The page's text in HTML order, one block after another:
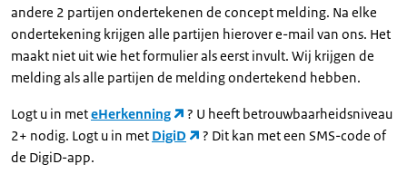
andere 2 partijen ondertekenen de concept melding. Na elke
ondertekening krijgen alle partijen hierover e-mail van ons. Het
maakt niet uit wie het formulier als eerst invult. Wij krijgen de
melding als alle partijen de melding ondertekend hebben.
Logt u in meteHerkenning
? U heeft betrouwbaarheidsniveau
2+ nodig. Logt u in met DigiD
? Dit kan met een SMS-code of
de DigiD-app.